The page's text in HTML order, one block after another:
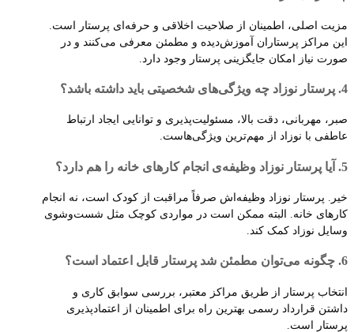
مزیت اصلی، اطمینان از صلاحیت اخلاقی و حرفه‌ای پرستار است.
این مراکز پرستاران آموزش‌دیده و مطمئن معرفی می‌کنند و در
صورت نیاز امکان جایگزینی پرستار وجود دارد.
4. پرستار نوزاد چه ویژگی‌های شخصیتی باید داشته باشد؟
صبر، مهربانی، دقت بالا، مسئولیت‌پذیری و توانایی ایجاد ارتباط
عاطفی با نوزاد از مهم‌ترین ویژگی‌هاست.
5. آیا پرستار نوزاد وظیفه‌ی انجام کارهای خانه را هم دارد؟
خیر. پرستار نوزاد وظیفه‌اش صرفاً مراقبت از کودک است، نه انجام
کارهای خانه. البته ممکن است در مواردی کوچک مثل شست‌وشوی
وسایل نوزاد کمک کند.
6. چگونه می‌توان مطمئن شد پرستار قابل اعتماد است؟
انتخاب پرستار از طریق مراکز معتبر، بررسی سوابق کاری و
داشتن قرارداد رسمی بهترین راه برای اطمینان از اعتمادپذیری
پرستار است.